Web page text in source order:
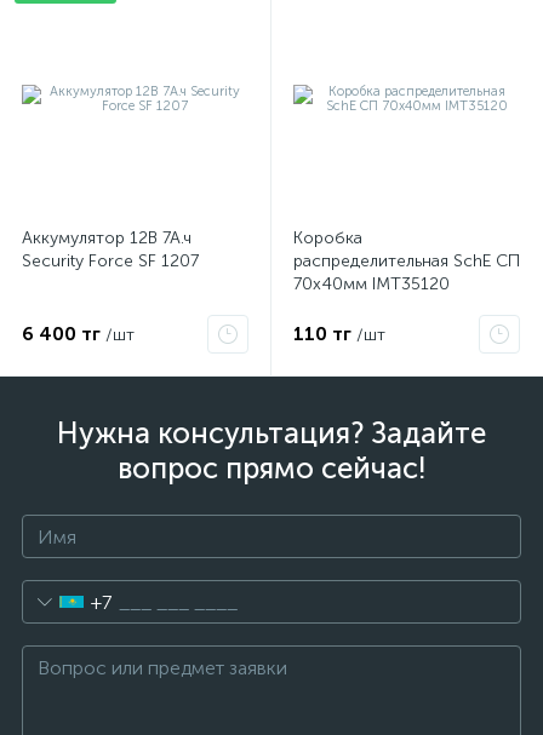
Аккумулятор 12В 7А.ч
Security Force SF 1207
6 400 тг /шт
Коробка
распределительная SchE СП
70х40мм IMT35120
110 тг /шт
Нужна консультация? Задайте
вопрос прямо сейчас!
+7